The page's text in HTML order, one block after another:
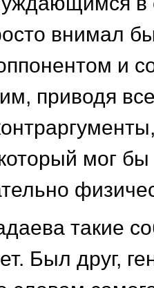
внимал
и
приводя
мог бы
такие
Был друг,